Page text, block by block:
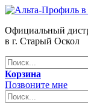
Официальный
в г. Старый Оскол
Корзина
Позвоните мне